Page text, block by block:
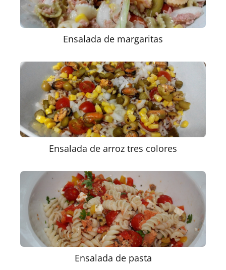
Ensalada de margaritas
Ensalada de arroz tres colores
Ensalada de pasta